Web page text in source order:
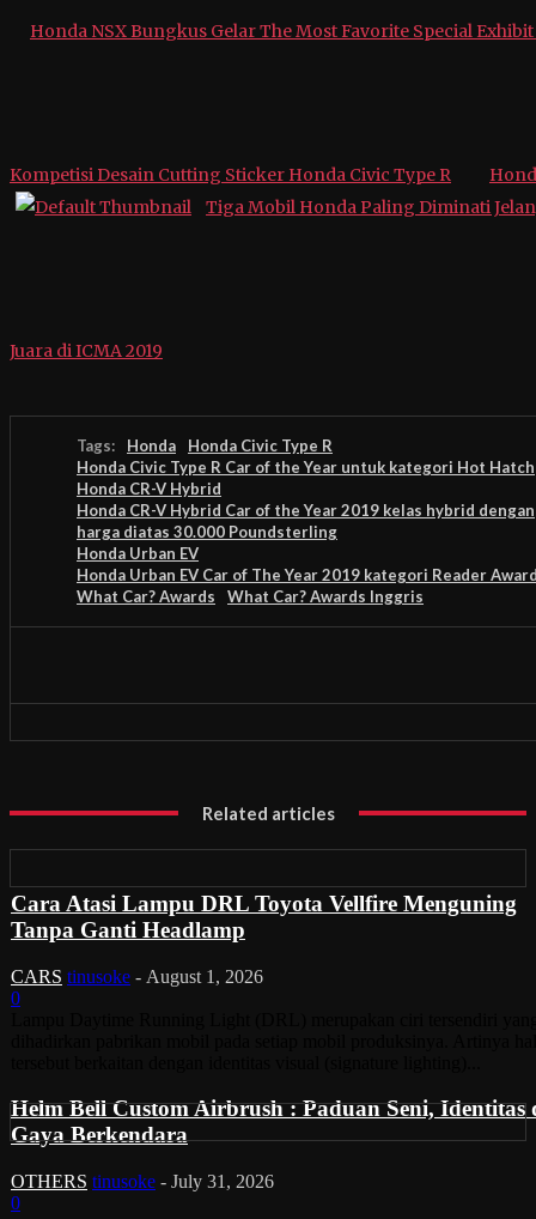
Honda NSX Bungkus Gelar The Most Favorite Special
Kompetisi Desain Cutting Sticker Honda Civic Type R
Tiga Mobil Honda Paling Diminati
Juara di ICMA 2019
Tags: Honda
Honda Civic Type R
Honda Civic Type R Car of the Year untuk kategori Hot Hatch
Honda CR-V Hybrid
Honda CR-V Hybrid Car of the Year 2019 kelas hybrid dengan
harga diatas 30.000 Poundsterling
Honda Urban EV
Honda Urban EV Car of The Year 2019 kategori Reader
What Car? Awards
What Car? Awards Inggris
Related articles
Cara Atasi Lampu DRL Toyota Vellfire Menguning
Tanpa Ganti Headlamp
CARS tinusoke - August 1, 2026
0
Helm Bell Custom Airbrush : Paduan Seni, Identitas
Gaya Berkendara
OTHERS tinusoke - July 31, 2026
0